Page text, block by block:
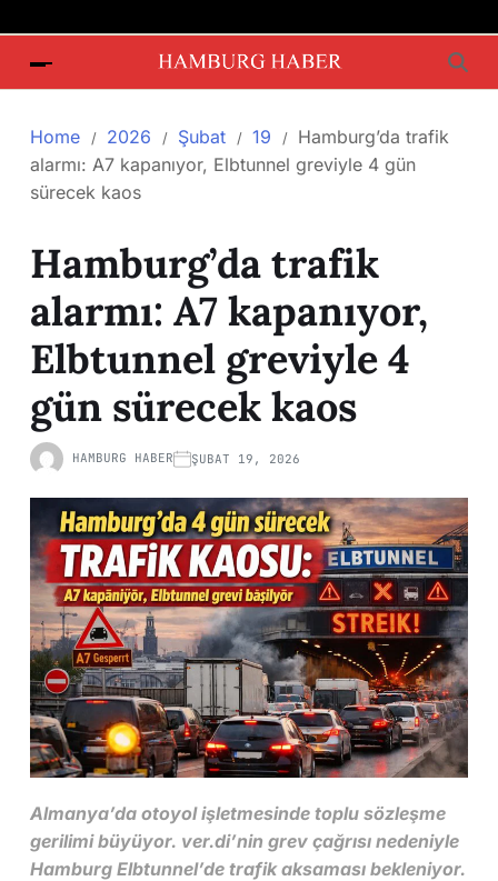
Home 2026 Şubat 19
Hamburg’da trafik
alarmı: A7 kapanıyor, Elbtunnel greviyle 4 gün
sürecek kaos
Hamburg’da trafik
alarmı: A7 kapanıyor,
Elbtunnel greviyle 4
gün sürecek kaos
HAMBURG HABER ŞUBAT 19, 2026
Almanya’da otoyol işletmesinde toplu sözleşme
gerilimi büyüyor. ver.di’nin grev çağrısı nedeniyle
Hamburg Elbtunnel’de trafik aksaması bekleniyor.